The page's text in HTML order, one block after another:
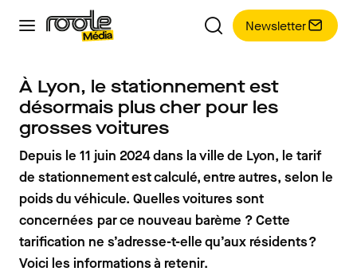
Newsletter
À Lyon, le stationnement est
désormais plus cher pour les
grosses voitures
Depuis le 11 juin 2024 dans la ville de Lyon, le tarif
de stationnement est calculé, entre autres, selon le
poids du véhicule. Quelles voitures sont
concernées par ce nouveau barème ? Cette
tarification ne s’adresse-t-elle qu’aux résidents ?
Voici les informations à retenir.